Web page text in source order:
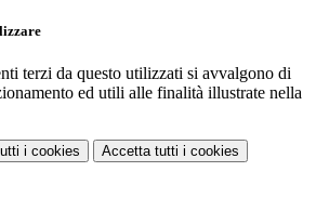
terzi da questo utilizzati si avvalgono di
ed utili alle finalità illustrate nella
i cookies Accetta tutti i cookies